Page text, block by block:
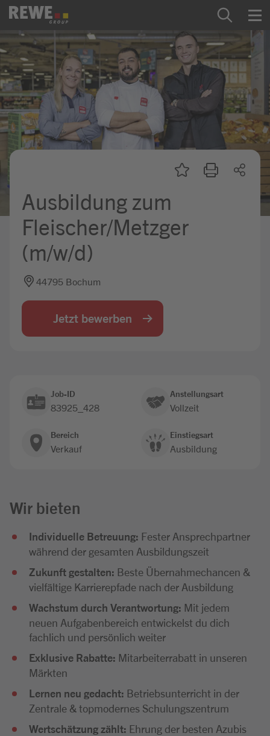
Zum Inhalt springen
Startseite
REWE Group als Arbeitgeber
Ausbildung & Studium
Praktikum & Werkstudium
Mein Kandidat:innenprofil
Ausbildung zum
Fleischer/Metzger
(m/w/d)
44795 Bochum
Jetzt bewerben
Job-ID
83925_428
Anstellungsart
Vollzeit
Bereich
Verkauf
Einstiegsart
Ausbildung
Wir bieten
Individuelle Betreuung: Fester Ansprechpartner
während der gesamten Ausbildungszeit
Zukunft gestalten: Beste Übernahmechancen &
vielfältige Karrierepfade nach der Ausbildung
Wachstum durch Verantwortung: Mit jedem
neuen Aufgabenbereich entwickelst du dich
fachlich und persönlich weiter
Exklusive Rabatte: Mitarbeiterrabatt in unseren
Märkten
Lernen neu gedacht: Betriebsunterricht in der
Zentrale & topmodernes Schulungszentrum
Wertschätzung zählt: Ehrung der besten Azubis